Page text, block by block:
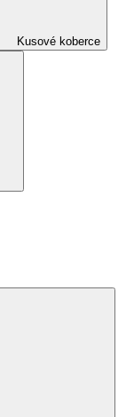
Kusové koberce